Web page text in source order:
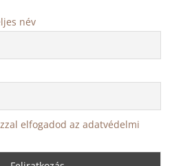
név
elfogadod az adatvédelmi